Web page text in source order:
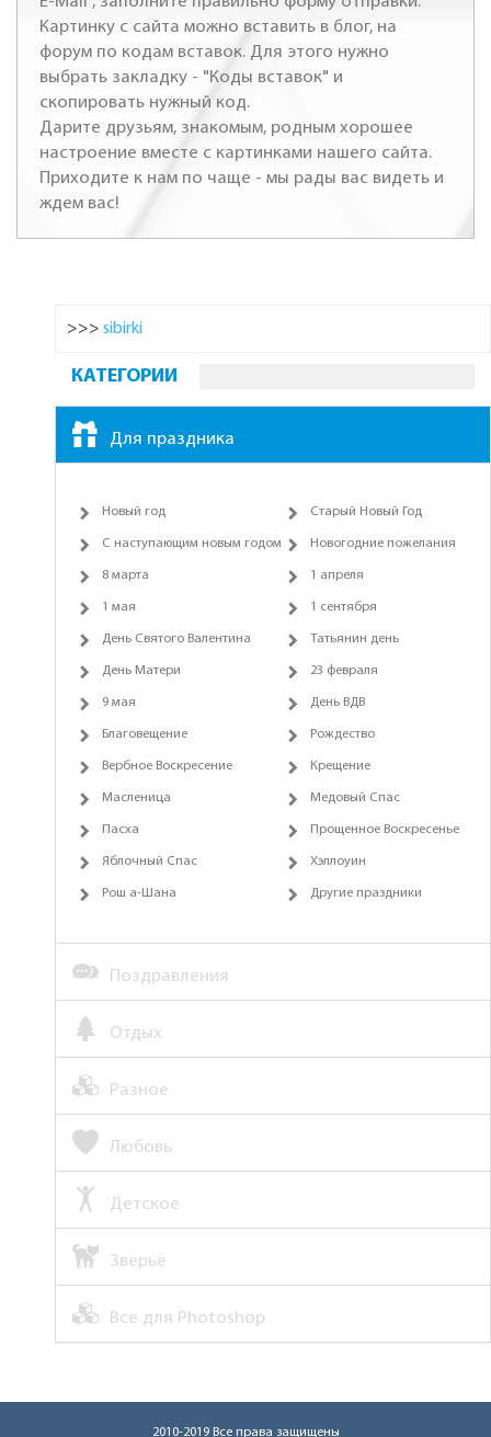
Картинку с сайта можно вставить в блог, на
форум по кодам вставок. Для этого нужно
выбрать закладку - "Коды вставок" и
скопировать нужный код.
Дарите друзьям, знакомым, родным хорошее
настроение вместе с картинками нашего сайта.
Приходите к нам по чаще - мы рады вас видеть и
ждем вас!
>>> sibirki
КАТЕГОРИИ
Для праздника
Новый год Старый Новый Год
С наступающим новым годом Новогодние пожелания
8 марта 1 апреля
1 мая 1 сентября
День Святого Валентина Татьянин день
День Матери 23 февраля
9 мая День ВДВ
Благовещение Рождество
Вербное Воскресение Крещение
Масленица Медовый Спас
Пасха Прощенное Воскресенье
Яблочный Спас Хэллоуин
Рош а-Шана Другие праздники
Поздравления
Отдых
Разное
Любовь
Детское
Зверьё
Все для Photoshop
2010-2019 Все права защищены